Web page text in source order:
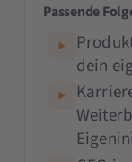
Passende
dein